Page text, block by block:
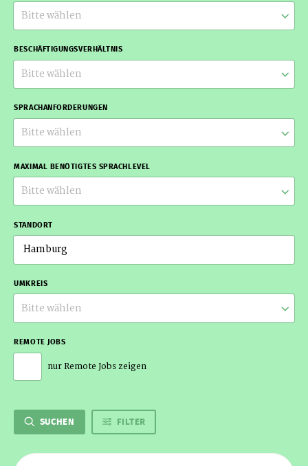
Bitte wählen
BESCHÄFTIGUNGSVERHÄLTNIS
Bitte wählen
SPRACHANFORDERUNGEN
Bitte wählen
MAXIMAL BENÖTIGTES SPRACHLEVEL
Bitte wählen
STANDORT
UMKREIS
Bitte wählen
REMOTE JOBS
nur Remote Jobs zeigen
SUCHEN FILTER